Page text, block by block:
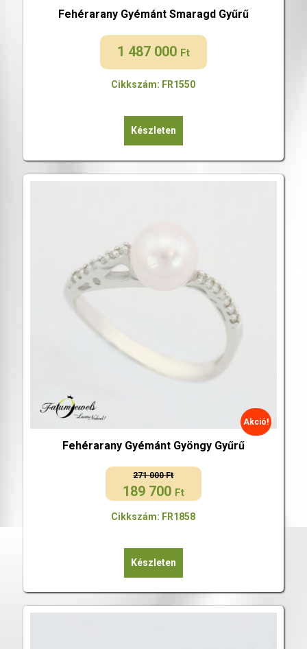
Fehérarany Gyémánt Smaragd Gyűrű
1 487 000 Ft
Cikkszám: FR1550
Készleten
Fehérarany Gyémánt Gyöngy Gyűrű
271 000Ft
Original
was:
000 Ft.
189 700 Ft
Current
is:
700 Ft.
Akció!
Cikkszám: FR1858
Készleten